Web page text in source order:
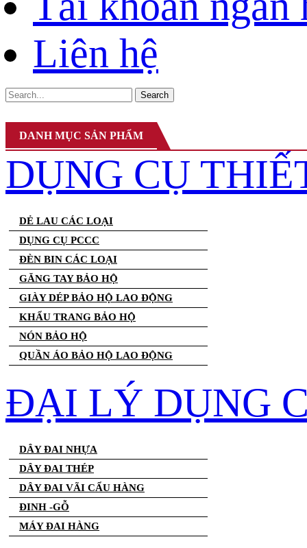
Liên hệ
Search
DANH MỤC SẢN PHẨM
DỤNG CỤ
DẺ LAU CÁC LOẠI
DỤNG CỤ PCCC
ĐÈN BIN CÁC LOẠI
GĂNG TAY BẢO HỘ
GIÀY DÉP BẢO HỘ LAO ĐỘNG
KHẨU TRANG BẢO HỘ
NÓN BẢO HỘ
QUẦN ÁO BẢO HỘ LAO ĐỘNG
ĐẠI LÝ DỤNG
DÂY ĐAI NHỰA
DÂY ĐAI THÉP
DÂY ĐAI VÃI CẨU HÀNG
ĐINH -GỖ
MÁY ĐAI HÀNG